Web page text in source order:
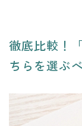
徹底比較！
ちらを選ぶ